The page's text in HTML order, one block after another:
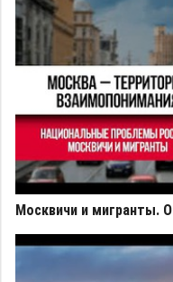
Москвичи и мигранты.